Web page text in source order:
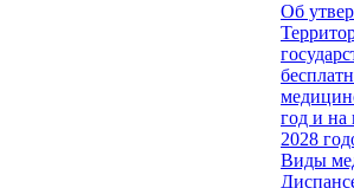
Об
год и на
2028
Виды